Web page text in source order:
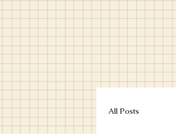
All Posts